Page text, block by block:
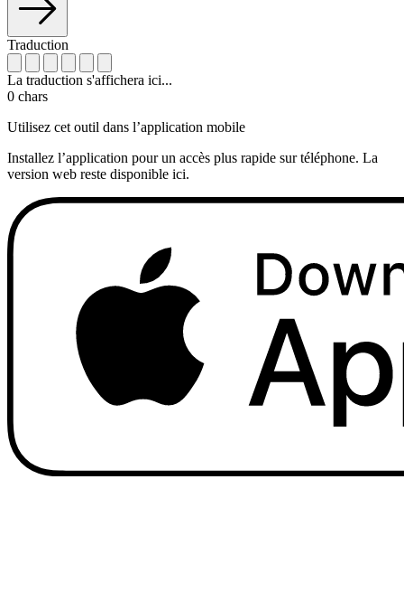
Traduction
La traduction s'affichera ici...
0 chars
Utilisez cet outil dans l’application mobile
Installez l’application pour un accès plus rapide sur téléphone. La
version web reste disponible ici.